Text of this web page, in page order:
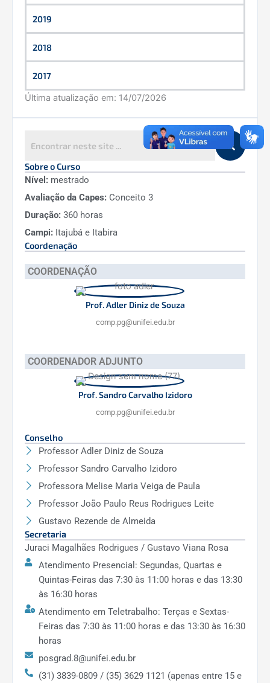
2019
2018
2017
Última atualização em: 14/07/2026
Sobre o Curso
Nível: mestrado
Avaliação da Capes: Conceito 3
Duração: 360 horas
Campi: Itajubá e Itabira
Coordenação
COORDENAÇÃO
Prof. Adler Diniz de Souza
comp.pg@unifei.edu.br
COORDENADOR ADJUNTO
Prof. Sandro Carvalho Izidoro
comp.pg@unifei.edu.br
Conselho
Professor Adler Diniz de Souza
Professor Sandro Carvalho Izidoro
Professora Melise Maria Veiga de Paula
Professor João Paulo Reus Rodrigues Leite
Gustavo Rezende de Almeida
Secretaria
Juraci Magalhães Rodrigues / Gustavo Viana Rosa
Atendimento Presencial: Segundas, Quartas e
Quintas-Feiras das 7:30 às 11:00 horas e das 13:30
às 16:30 horas
Atendimento em Teletrabalho: Terças e Sextas-
Feiras das 7:30 às 11:00 horas e das 13:30 às 16:30
horas
posgrad.8@unifei.edu.br
(31) 3839-0809 / (35) 3629 1121 (apenas entre 15 e